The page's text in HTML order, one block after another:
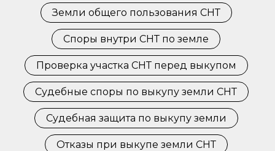
Земли общего пользования СНТ
Споры внутри СНТ по земле
Проверка участка СНТ перед выкупом
Судебные споры по выкупу земли СНТ
Судебная защита по выкупу земли
Отказы при выкупе земли СНТ